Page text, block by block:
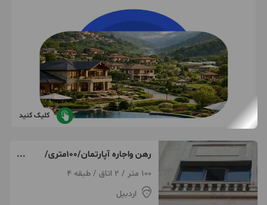
کلیک کنید
رهن واجاره آپارتمان/100متری/
دروازه مشگین( رسولیه)100 متر / 2 اتاق / طبقه 4
اردبیل